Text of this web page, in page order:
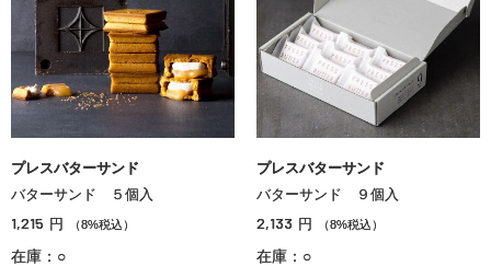
プレスバターサンド
バターサンド ５個入
1,215 円 （8%税込）
在庫：○
プレスバターサンド
バターサンド ９個入
2,133 円 （8%税込）
在庫：○